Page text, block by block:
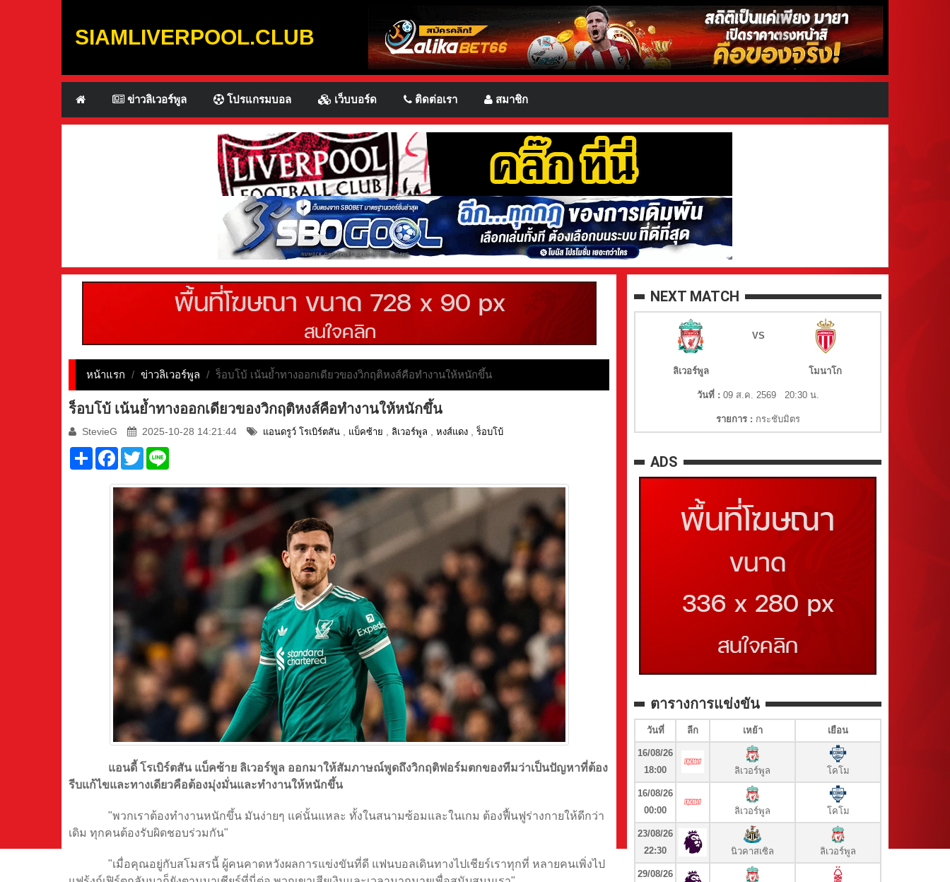
SIAMLIVERPOOL.CLUB
ข่าวลิเวอร์พูล โปรแกรมบอล เว็บบอร์ด ติดต่อเรา สมาชิก
หน้าแรก / ข่าวลิเวอร์พูล / ร็อบโบ้ เน้นย้ำทางออกเดียวของวิกฤติหงส์คือทำงานให้หนักขึ้น
ร็อบโบ้ เน้นย้ำทางออกเดียวของวิกฤติหงส์คือทำงานให้หนักขึ้น
StevieG 2025-10-28 14:21:44 แอนดรูว์ โรเบิร์ตสัน แบ็คซ้าย ลิเวอร์พูล หงส์แดง ร็อบโบ้
Share Facebook
Twitter
แอนดี้ โรเบิร์ตสัน แบ็คซ้าย ลิเวอร์พูล ออกมาให้สัมภาษณ์พูดถึงวิกฤติฟอร์มตกของทีมว่าเป็นปัญหาที่ต้อง
รีบแก้ไขและทางเดียวคือต้องมุ่งมั่นและทำงานให้หนักขึ้น
"พวกเราต้องทำงานหนักขึ้น มันง่ายๆ แค่นั้นแหละ ทั้งในสนามซ้อมและในเกม ต้องฟื้นฟูร่างกายให้ดีกว่า
เดิม ทุกคนต้องรับผิดชอบร่วมกัน"
"เมื่อคุณอยู่กับสโมสรนี้ ผู้คนคาดหวังผลการแข่งขันที่ดี แฟนบอลเดินทางไปเชียร์เราทุกที่ หลายคนเพิ่งไป
NEXT MATCH
VS
ลิเวอร์พูล โมนาโก
วันที่ : 09 ส.ค. 2569 20:30 น.
รายการ : กระชับมิตร
ADS
ตารางการแข่งขัน
วันที่ ลีก เหย้า เยือน
16/08/26
18:00
ลิเวอร์พูล โคโม
16/08/26
00:00
ลิเวอร์พูล โคโม
23/08/26
22:30
นิวคาสเซิล ลิเวอร์พูล
29/08/26